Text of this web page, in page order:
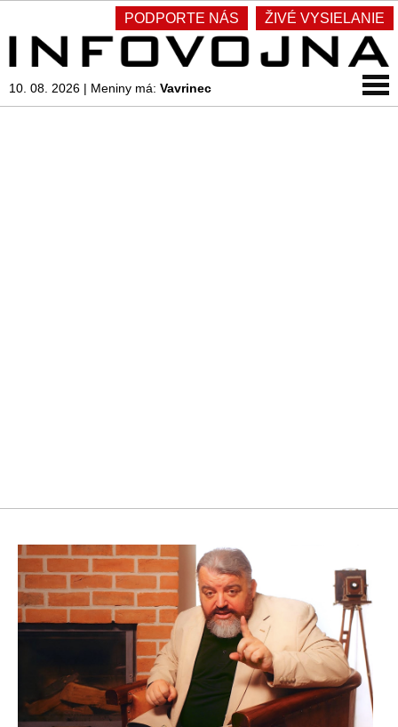
PODPORTE NÁS ŽIVÉ VYSIELANIE
10. 08. 2026 | Meniny má: Vavrinec